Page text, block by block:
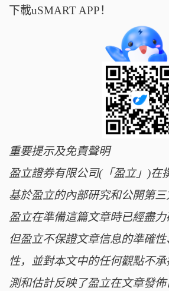
下載uSMART APP！
重要提示及免責聲明
盈立證券有限公司(「盈立」)在
基於盈立的內部研究和公開第
盈立在準備這篇文章時已經盡力
但盈立不保證文章信息的準確
性，並對本文中的任何觀點不
測和估計反映了盈立在文章發